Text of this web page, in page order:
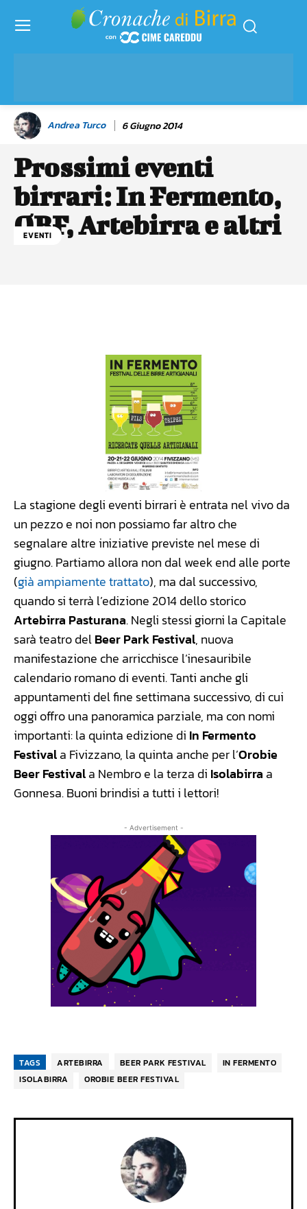
Andrea Turco 6 Giugno 2014
Prossimi eventi
birrari: In Fermento,
OBF, Artebirra e altri
EVENTI
La stagione degli eventi birrari è entrata nel vivo da
un pezzo e noi non possiamo far altro che
segnalare altre iniziative previste nel mese di
giugno. Partiamo allora non dal week end alle porte
(già ampiamente trattato), ma dal successivo,
quando si terrà l’edizione 2014 dello storico
Artebirra Pasturana. Negli stessi giorni la Capitale
sarà teatro delBeer Park Festival, nuova
manifestazione che arricchisce l’inesauribile
calendario romano di eventi. Tanti anche gli
appuntamenti del fine settimana successivo, di cui
oggi offro una panoramica parziale, ma con nomi
importanti: la quinta edizione di In Fermento
Festivala Fivizzano, la quinta anche per l’Orobie
Beer Festivala Nembro e la terza di Isolabirra a
Gonnesa. Buoni brindisi a tutti i lettori!
- Advertisement -
TAGS ARTEBIRRA BEER PARK FESTIVAL
IN FERMENTO
ISOLABIRRA
OROBIE BEER FESTIVAL